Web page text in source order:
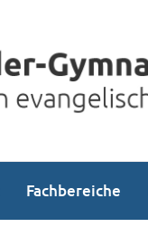
Fachbereiche